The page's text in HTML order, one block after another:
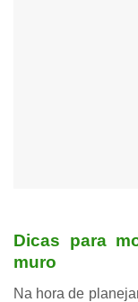
Dicas para
muro
Na hora de